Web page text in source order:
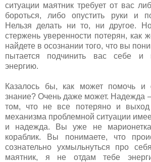
ситуации маятник требует от вас
бороться, либо опустить руки и
Нельзя делать ни то, ни другое.
стержень уверенности потерян, как
найдете в осознании того, что вы
пытается подчинить вас себе и
энергию.
Казалось бы, как может помочь и
знание? Очень даже может. Надежда
том, что не все потеряно и
механизма проблемной ситуации
и надежда. Вы уже не
кораблик. Вы понимаете, что
сознательно ухмыльнуться про
маятник, я не отдам тебе